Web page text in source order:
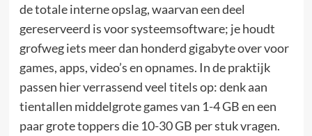
de totale interne opslag, waarvan een deel
gereserveerd is voor systeemsoftware; je houdt
grofweg iets meer dan honderd gigabyte over voor
games, apps, video’s en opnames. In de praktijk
passen hier verrassend veel titels op: denk aan
tientallen middelgrote games van 1-4 GB en een
paar grote toppers die 10-30 GB per stuk vragen.